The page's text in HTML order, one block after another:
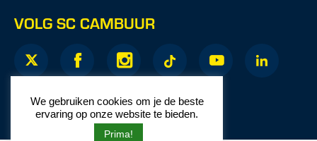
VOLG SC CAMBUUR
We gebruiken cookies om je de beste
ervaring op onze website te bieden.
Prima!